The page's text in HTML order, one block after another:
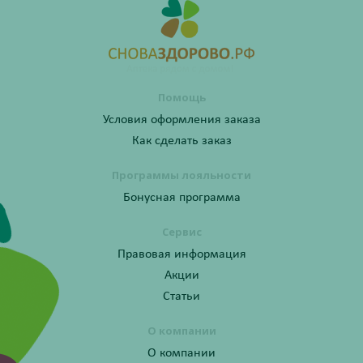
Помощь
Условия оформления заказа
Как сделать заказ
Программы лояльности
Бонусная программа
Сервис
Правовая информация
Акции
Статьи
О компании
О компании